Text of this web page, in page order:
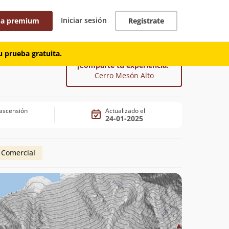
premium Iniciar sesión Regístrate
prueba gratuita.
¡Comparte tu experiencia!
Cerro Mesón Alto
Actualizado el
24-01-2025